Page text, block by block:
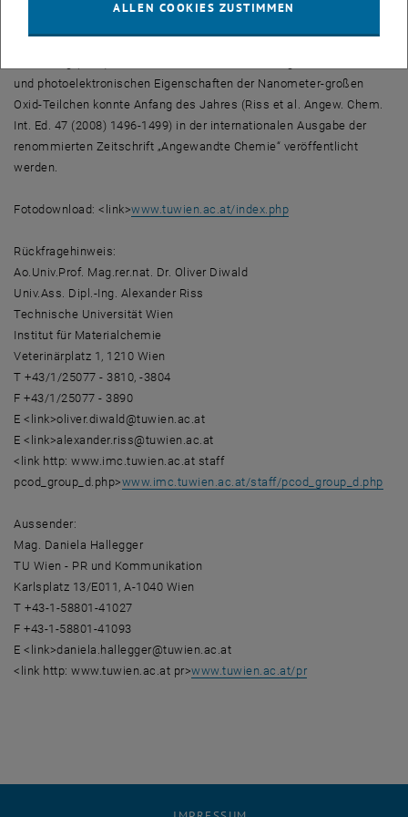
Vorhaben wird vom Fond zur Förderung der wissenschaftlichen
und photoelektronischen Eigenschaften der Nanometer-großen
Oxid-Teilchen konnte Anfang des Jahres (Riss et al. Angew. Chem.
Int. Ed. 47 (2008) 1496-1499) in der internationalen Ausgabe der
renommierten Zeitschrift „Angewandte Chemie“ veröffentlicht
werden.
Fotodownload: <link>www.tuwien.ac.at/index.php
Rückfragehinweis:
Ao.Univ.Prof. Mag.rer.nat. Dr. Oliver Diwald
Univ.Ass. Dipl.-Ing. Alexander Riss
Technische Universität Wien
Institut für Materialchemie
Veterinärplatz 1, 1210 Wien
T +43/1/25077 - 3810, -3804
F +43/1/25077 - 3890
E <link>oliver.diwald@tuwien.ac.at
E <link>alexander.riss@tuwien.ac.at
<link http: www.imc.tuwien.ac.at staff
pcod_group_d.php>www.imc.tuwien.ac.at/staff/pcod_group_d.php
Aussender:
Mag. Daniela Hallegger
TU Wien - PR und Kommunikation
Karlsplatz 13/E011, A-1040 Wien
T +43-1-58801-41027
F +43-1-58801-41093
E <link>daniela.hallegger@tuwien.ac.at
<link http: www.tuwien.ac.at pr>www.tuwien.ac.at/pr
ALLEN COOKIES ZUSTIMMEN